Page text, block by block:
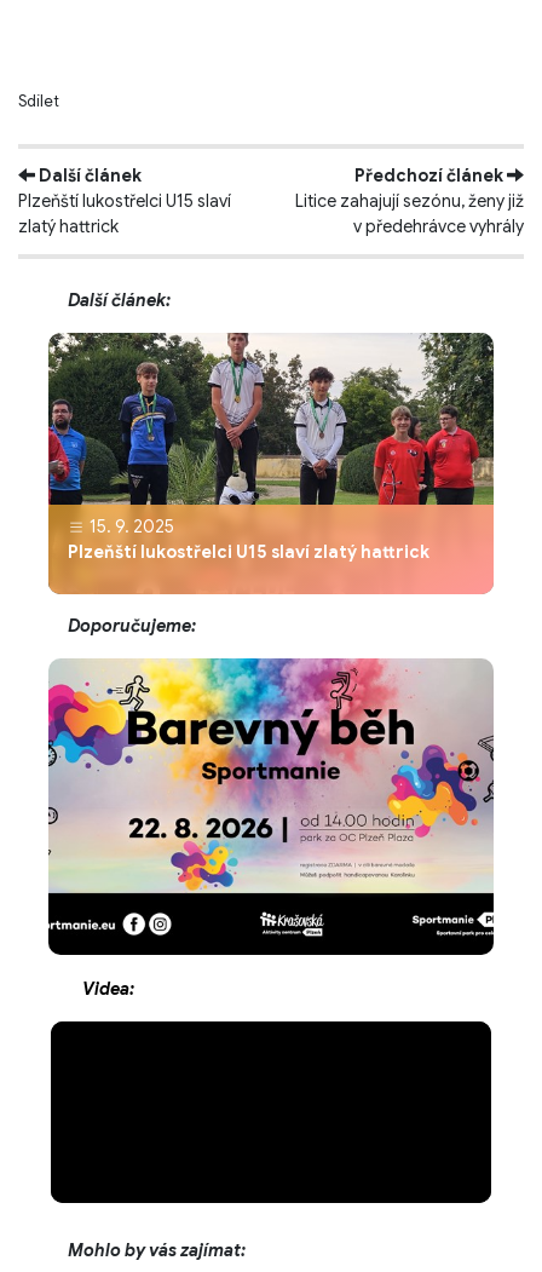
Sdílet
Další článek
Plzeňští lukostřelci U15 slaví
zlatý hattrick
Předchozí článek
Litice zahajují sezónu, ženy již
v předehrávce vyhrály
Další článek:
15. 9. 2025
Plzeňští lukostřelci U15 slaví zlatý hattrick
Doporučujeme:
Videa:
Mohlo by vás zajímat: